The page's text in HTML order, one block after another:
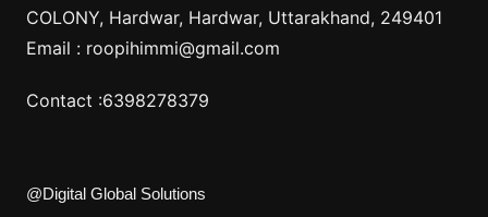
COLONY, Hardwar, Hardwar, Uttarakhand, 249401
Email : roopihimmi@gmail.com
Contact :6398278379
@Digital Global Solutions